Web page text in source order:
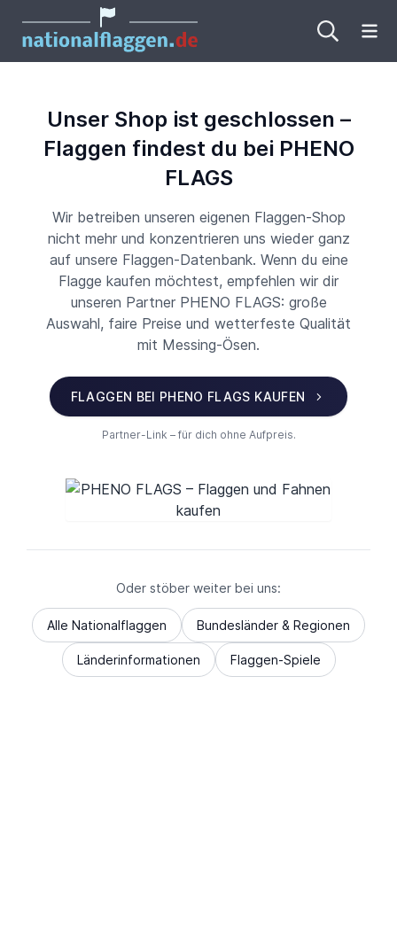
Unser Shop ist geschlossen –
Flaggen findest du bei PHENO
FLAGS
Wir betreiben unseren eigenen Flaggen-Shop
nicht mehr und konzentrieren uns wieder ganz
auf unsere Flaggen-Datenbank. Wenn du eine
Flagge kaufen möchtest, empfehlen wir dir
unseren Partner PHENO FLAGS: große
Auswahl, faire Preise und wetterfeste Qualität
mit Messing-Ösen.
FLAGGEN BEI PHENO FLAGS KAUFEN
Partner-Link – für dich ohne Aufpreis.
Oder stöber weiter bei uns:
Alle Nationalflaggen Bundesländer & Regionen
Länderinformationen Flaggen-Spiele